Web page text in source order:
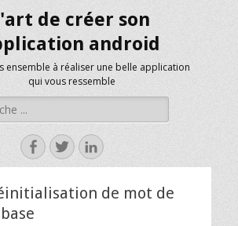
de créer son
android
ensemble à réaliser une belle application
qui vous ressemble
:
Facebook
TwitterLinkedin
de mot de